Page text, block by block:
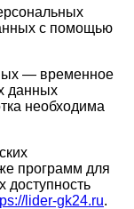
с помощью
— временное
данных
необходима
программ для
lider-gk24.ru.